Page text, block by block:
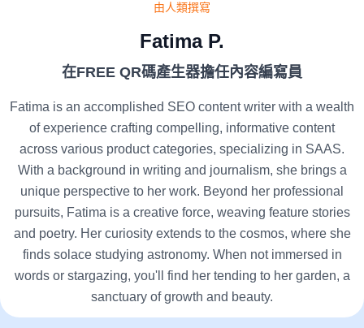
由人類撰寫
Fatima P.
在FREE QR碼產生器擔任內容編寫員
Fatima is an accomplished SEO content writer with a wealth
of experience crafting compelling, informative content
across various product categories, specializing in SAAS.
With a background in writing and journalism, she brings a
unique perspective to her work. Beyond her professional
pursuits, Fatima is a creative force, weaving feature stories
and poetry. Her curiosity extends to the cosmos, where she
finds solace studying astronomy. When not immersed in
words or stargazing, you'll find her tending to her garden, a
sanctuary of growth and beauty.